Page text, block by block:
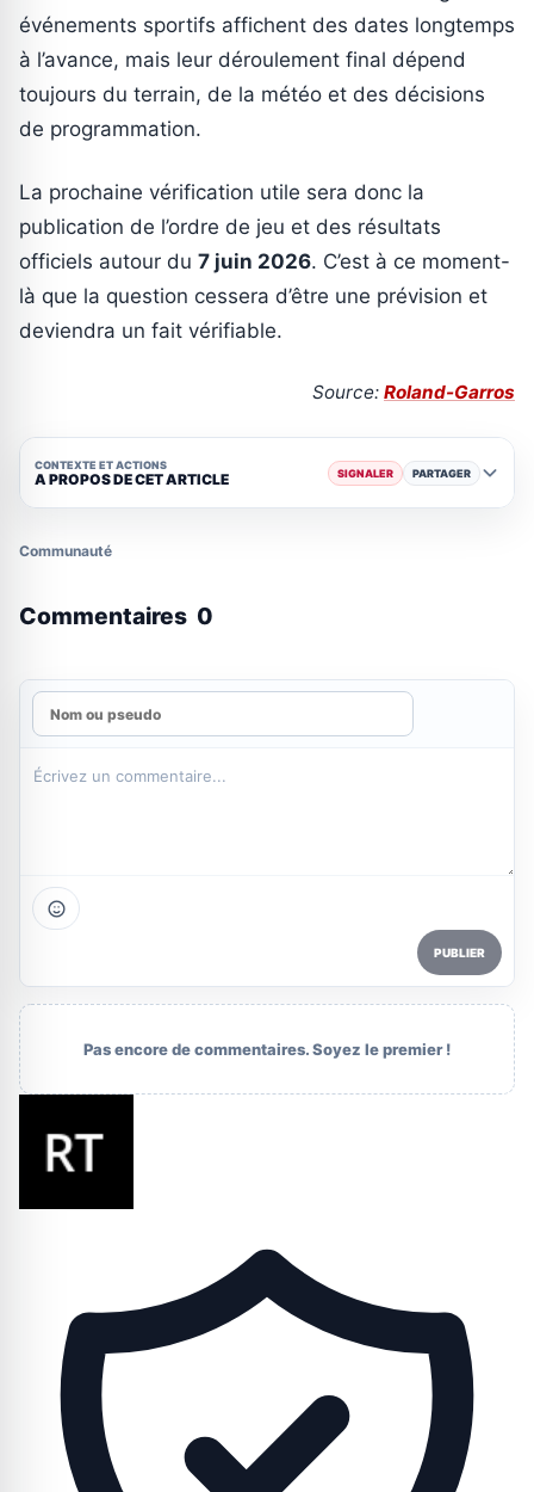
événements sportifs affichent des dates longtemps
à l’avance, mais leur déroulement final dépend
toujours du terrain, de la météo et des décisions
de programmation.
La prochaine vérification utile sera donc la
publication de l’ordre de jeu et des résultats
officiels autour du 7 juin 2026. C’est à ce moment-
là que la question cessera d’être une prévision et
deviendra un fait vérifiable.
Source: Roland-Garros
CONTEXTE ET ACTIONS
A PROPOS DE CET ARTICLE SIGNALER PARTAGER
Communauté
Commentaires 0
PUBLIER
Pas encore de commentaires. Soyez le premier !